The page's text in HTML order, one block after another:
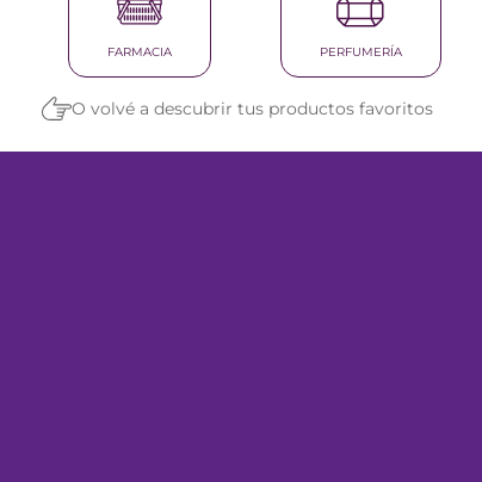
FARMACIA PERFUMERÍA
O volvé a descubrir tus productos favoritos